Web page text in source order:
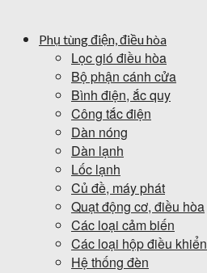
Phụ tùng điện, điều hòa
Lọc gió điều hòa
Bộ phận cánh cửa
Bình điện, ắc quy
Công tắc điện
Dàn nóng
Dàn lạnh
Lốc lạnh
Củ đề, máy phát
Quạt động cơ, điều hòa
Các loại cảm biến
Các loại hộp điều khiển
Hệ thống đèn